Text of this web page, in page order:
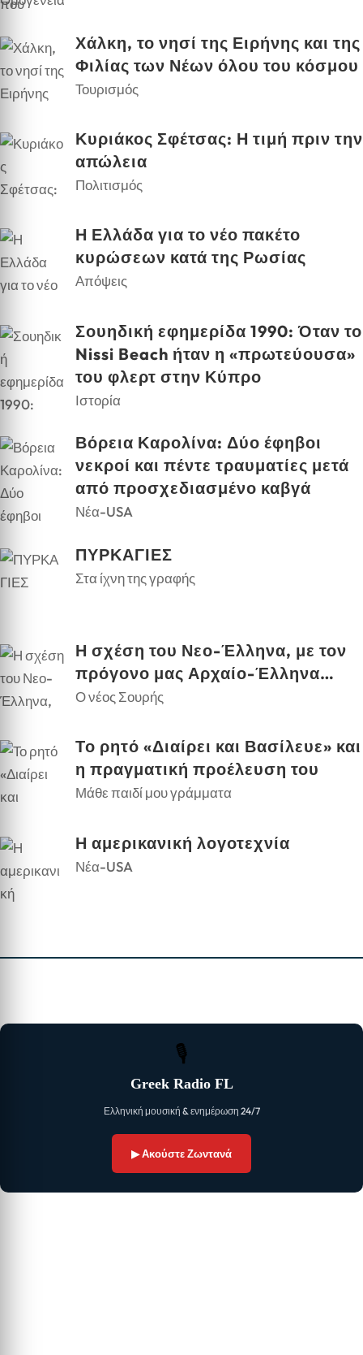
Χάλκη, το νησί της Ειρήνης και της
Φιλίας των Νέων όλου του κόσμου
Τουρισμός
Κυριάκος Σφέτσας: Η τιμή πριν την
απώλεια
Πολιτισμός
Η Ελλάδα για το νέο πακέτο
κυρώσεων κατά της Ρωσίας
Απόψεις
Σουηδική εφημερίδα 1990: Όταν το
Nissi Beach ήταν η «πρωτεύουσα»
του φλερτ στην Κύπρο
Ιστορία
Βόρεια Καρολίνα: Δύο έφηβοι
νεκροί και πέντε τραυματίες μετά
από προσχεδιασμένο καβγά
Νέα-USA
ΠΥΡΚΑΓΙΕΣ
Στα ίχνη της γραφής
Η σχέση του Νεο-Έλληνα, με τον
πρόγονο μας Αρχαίο-Έλληνα…
Ο νέος Σουρής
Το ρητό «Διαίρει και Βασίλευε» και
η πραγματική προέλευση του
Μάθε παιδί μου γράμματα
Η αμερικανική λογοτεχνία
Νέα-USA
🎙
Greek Radio FL
Ελληνική μουσική & ενημέρωση 24/7
▶ Ακούστε Ζωντανά